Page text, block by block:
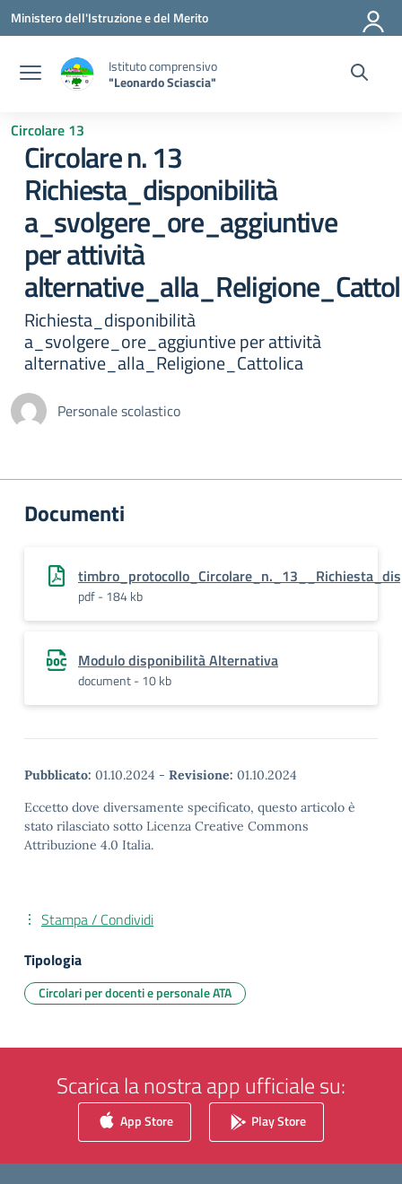
Vai ai contenuti
Vai al menu di navigazione
Vai al footer
Ministero dell'Istruzione e del Merito
Istituto comprensivo
"Leonardo Sciascia"
Circolare 13
Circolare n. 13
Richiesta_disponibilità
a_svolgere_ore_aggiuntive
per attività
Richiesta_disponibilità
a_svolgere_ore_aggiuntive per attività
alternative_alla_Religione_Cattolica
Personale scolastico
Documenti
pdf - 184 kb
Modulo disponibilità Alternativa
document - 10 kb
Pubblicato: 01.10.2024 - Revisione: 01.10.2024
Eccetto dove diversamente specificato, questo articolo è
stato rilasciato sotto Licenza Creative Commons
Attribuzione 4.0 Italia.
Stampa / Condividi
Tipologia
Circolari per docenti e personale ATA
Scarica la nostra app ufficiale su:
App Store Play Store